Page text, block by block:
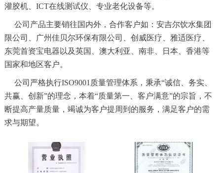
灌胶机、ICT在线测试仪、专业老化设备等。
公司产品主要销往国内外，合作客户如：安吉尔饮水集团
限公司、广州佳贝尔环保有限公司、创威医疗、雅适医疗、
东莞首资宝电器以及英国、澳大利亚、南非、日本、香港等
国家和地区客户。
公司严格执行ISO9001质量管理体系，秉承“诚信、务实、
共赢、创新”的理念，本着“质量第一、客户满意”的宗旨，不
断提高产量质量，竭诚为客户提周到的服务，满足客户的需
求与期望。